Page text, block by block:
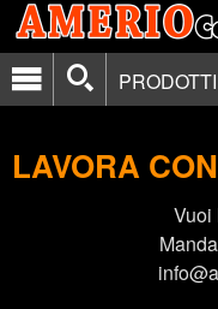
PRODOTTI
LAVORA
Vuoi